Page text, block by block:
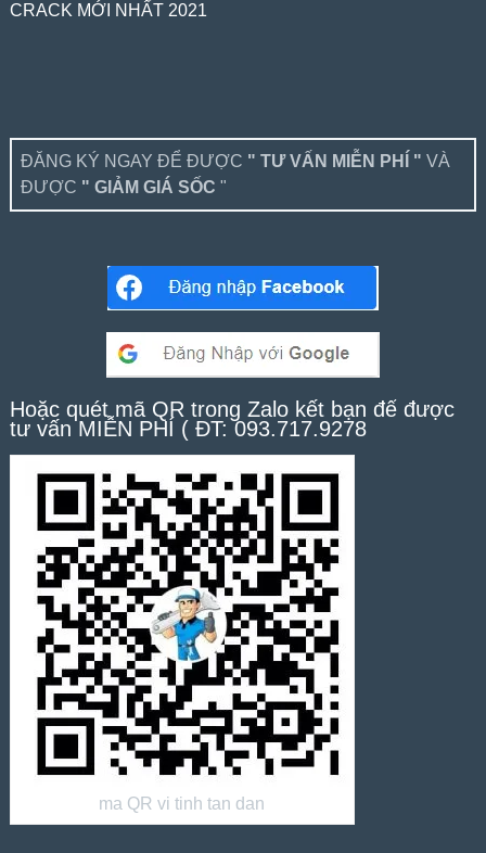
CRACK MỚI NHẤT 2021
ĐĂNG KÝ NGAY ĐỂ ĐƯỢC " TƯ VẤN MIỄN PHÍ " VÀ
ĐƯỢC " GIẢM GIÁ SỐC "
Hoặc quét mã QR trong Zalo kết bạn để được
tư vấn MIỄN PHÍ ( ĐT: 093.717.9278
ma QR vi tinh tan dan